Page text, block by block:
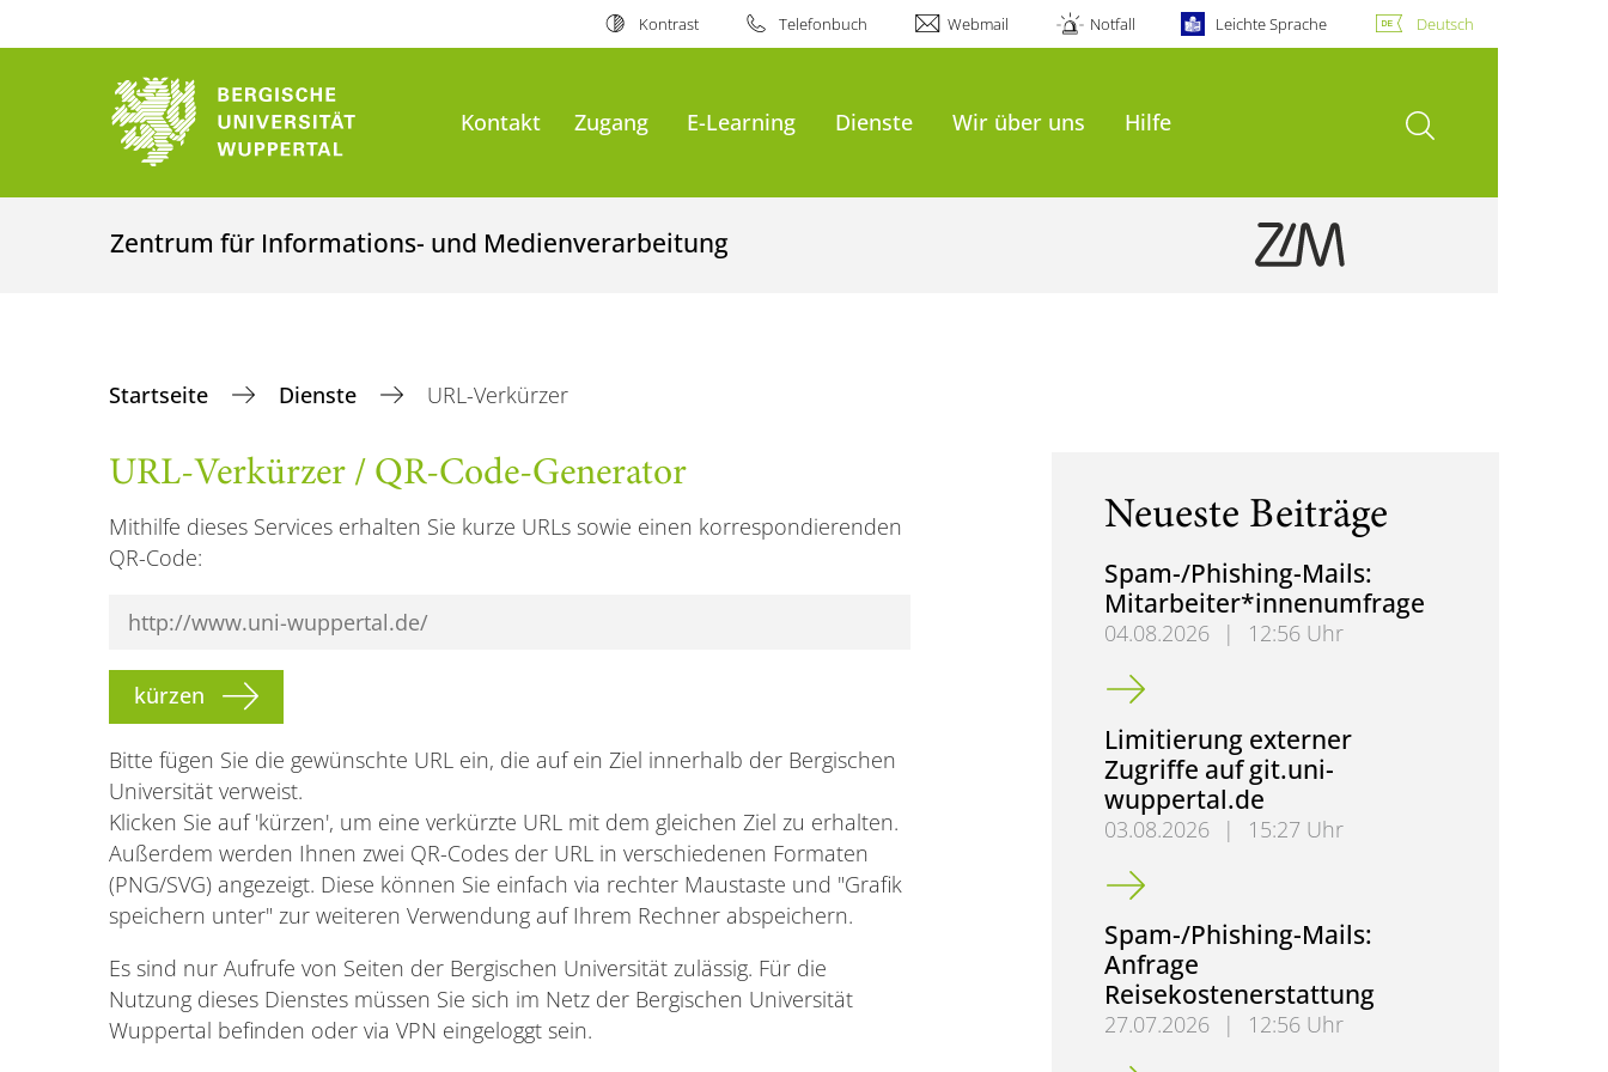
Kontrast Telefonbuch Webmail Notfall Leichte Sprache Deutsch
Kontakt Zugang E-Learning Dienste Wir über uns Hilfe Suche öffnen
Zentrum für Informations- und Medienverarbeitung
Startseite Dienste URL-Verkürzer
URL-Verkürzer / QR-Code-Generator
Mithilfe dieses Services erhalten Sie kurze URLs sowie einen korrespondierenden
QR-Code:
kürzen
Bitte fügen Sie die gewünschte URL ein, die auf ein Ziel innerhalb der Bergischen
Universität verweist.
Klicken Sie auf 'kürzen', um eine verkürzte URL mit dem gleichen Ziel zu erhalten.
Außerdem werden Ihnen zwei QR-Codes der URL in verschiedenen Formaten
(PNG/SVG) angezeigt. Diese können Sie einfach via rechter Maustaste und "Grafik
speichern unter" zur weiteren Verwendung auf Ihrem Rechner abspeichern.
Es sind nur Aufrufe von Seiten der Bergischen Universität zulässig. Für die
Nutzung dieses Dienstes müssen Sie sich im Netz der Bergischen Universität
Wuppertal befinden oder via VPN eingeloggt sein.
Neueste Beiträge
Spam-/Phishing-Mails:
Mitarbeiter*innenumfrage
04.08.2026 |
12:56 Uhr
Spam-/Phishing-Mails: Mitarbeiter*innenumfrage
Limitierung externer
Zugriffe auf git.uni-
wuppertal.de
03.08.2026 |
15:27 Uhr
Limitierung externer Zugriffe auf git.uni-
Spam-/Phishing-Mails:
Anfrage
Reisekostenerstattung
27.07.2026 |
12:56 Uhr
Spam-/Phishing-Mails: Anfrage